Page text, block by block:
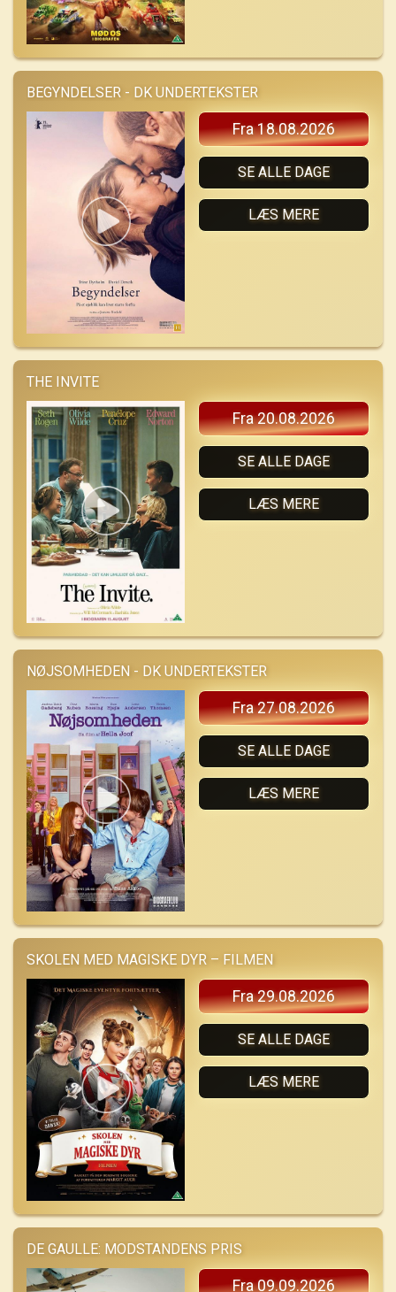
BEGYNDELSER - DK UNDERTEKSTER
Fra 18.08.2026
SE ALLE DAGE
LÆS MERE
THE INVITE
Fra 20.08.2026
SE ALLE DAGE
LÆS MERE
NØJSOMHEDEN - DK UNDERTEKSTER
Fra 27.08.2026
SE ALLE DAGE
LÆS MERE
SKOLEN MED MAGISKE DYR – FILMEN
Fra 29.08.2026
SE ALLE DAGE
LÆS MERE
DE GAULLE: MODSTANDENS PRIS
Fra 09.09.2026